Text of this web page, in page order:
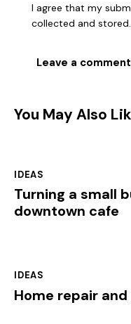
I agree that my
collected and stored.
You May Also
IDEAS
Turning a small
downtown cafe
IDEAS
Home repair